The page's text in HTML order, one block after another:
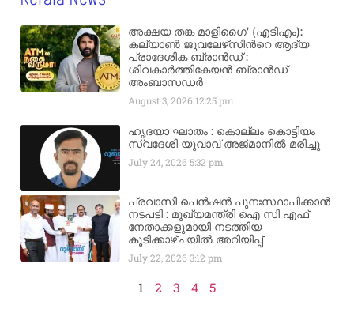
അക്ഷയ തങ്ക മാളിഗൈ’ (എടിഎം):
കല്യാണ്‍ ജുവലേഴ്‌സിന്‍റെ ആദ്യ
പ്രാദേശിക ബ്രാന്‍ഡ് :
ശിവകാര്‍ത്തികേയന്‍ ബ്രാന്‍ഡ്
അംബാസഡര്‍
August 3, 2026 12:25 pm
ഹൃദയാ ഘാതം : കൊല്ലം കൊട്ടിയം
സ്വദേശി യുവാവ് അജ്മാനിൽ മരിച്ചു
July 24, 20265:32 pm
പ്രവാസി പെൻഷൻ പുനഃസ്ഥാപിക്കാൻ
നടപടി : മുഖ്യമന്ത്രി ഐ സി എഫ്
നേതാക്കളുമായി നടത്തിയ
കൂടിക്കാഴ്ചയിൽ അറിയിപ്പ്
July 22, 20263:12 pm
1 2 3 4 5